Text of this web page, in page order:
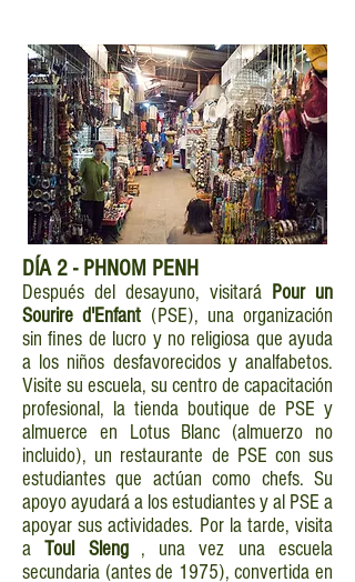
DÍA 2 - PHNOM PENH
Después del desayuno, visitará Pour un
Sourire d'Enfant (PSE), una organización
sin fines de lucro y no religiosa que ayuda
a los niños desfavorecidos y analfabetos.
Visite su escuela, su centro de capacitación
profesional, la tienda boutique de PSE y
almuerce en Lotus Blanc (almuerzo no
incluido), un restaurante de PSE con sus
estudiantes que actúan como chefs. Su
apoyo ayudará a los estudiantes y al PSE a
apoyar sus actividades. Por la tarde, visita
aToul Sleng, una vez una escuela
secundaria (antes de 1975), convertida en